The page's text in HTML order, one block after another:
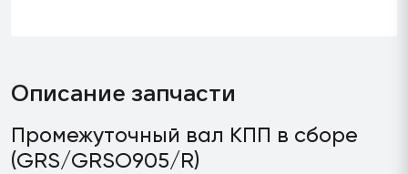
Описание запчасти
Промежуточный вал КПП в сборе
(GRS/GRSO905/R)